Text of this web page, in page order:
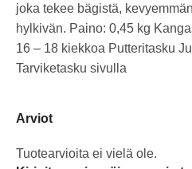
joka tekee bägistä,
hylkivän. Paino: 0,45 kg
16 – 18 kiekkoa Putteritasku
Tarviketasku sivulla
Arviot
Tuotearvioita ei vielä ole.